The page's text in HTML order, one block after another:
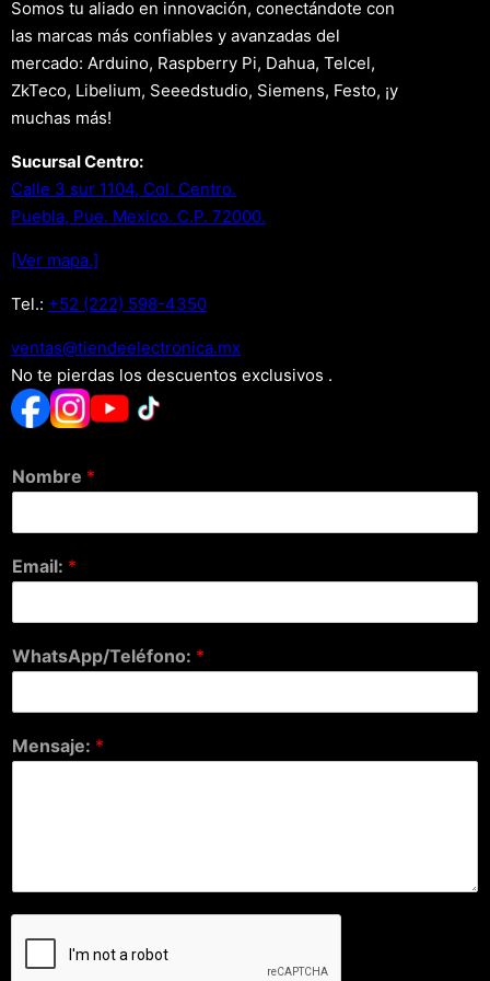
Somos tu aliado en innovación, conectándote con
las marcas más confiables y avanzadas del
mercado: Arduino, Raspberry Pi, Dahua, Telcel,
ZkTeco, Libelium, Seeedstudio, Siemens, Festo, ¡y
muchas más!
Sucursal Centro:
Calle 3 sur 1104, Col. Centro.
Puebla, Pue. Mexico. C.P. 72000.
[Ver mapa.]
Tel.: +52 (222) 598-4350
xm.acinortceleedneit@satnev
No te pierdas los descuentos exclusivos .
Nombre *
Email: *
WhatsApp/Teléfono: *
Mensaje: *